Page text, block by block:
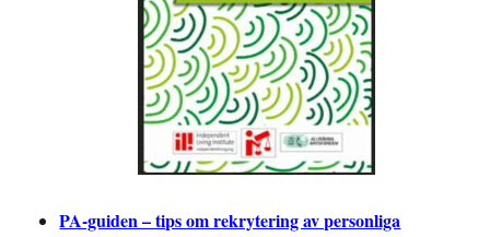
PA-guiden – tips om rekrytering av personliga